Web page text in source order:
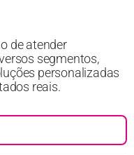
de atender
segmentos,
personalizadas
reais.